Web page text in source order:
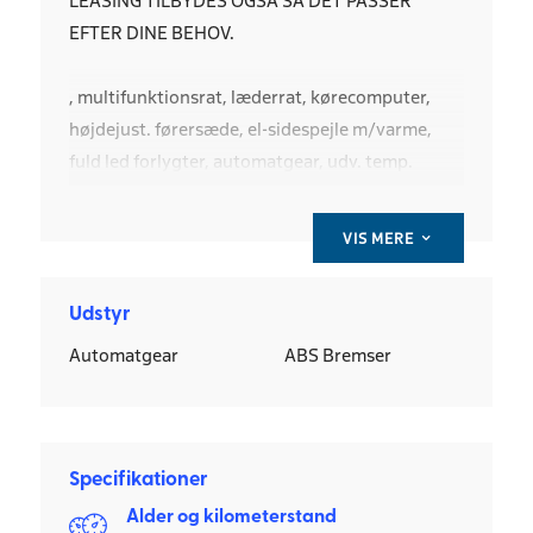
EFTER DINE BEHOV.
, multifunktionsrat, læderrat, kørecomputer,
højdejust. førersæde, el-sidespejle m/varme,
fuld led forlygter, automatgear, udv. temp.
VIS MERE 3
Udstyr
Automatgear ABS Bremser
Specifikationer
Alder og kilometerstand